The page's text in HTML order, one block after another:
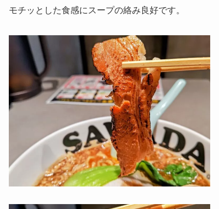
モチッとした食感にスープの絡み良好です。